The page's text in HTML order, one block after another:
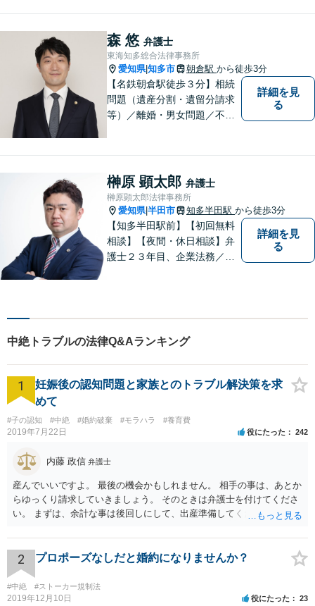
森 悠 弁護士
東海知多総合法律事務所
愛知県|知多市 朝倉駅 から徒歩3分
【名鉄朝倉駅徒歩３分】相続
問題（遺産分割・遺留分請求
等）／離婚・男女問題／不動
多数。
詳細を見
る
榊原 顕太郎 弁護士
榊原顕太郎法律事務所
愛知県|半田市 知多半田駅 から徒歩3分
【知多半田駅前】【初回無料
相談】【夜間・休日相談】弁
護士２３年目、企業法務／交
護士が、事業経営を強力サポ
ートいたします！【ネット予
約可】【駐車場あり】【見積
無料】
詳細を見
る
中絶トラブルの法律Q&Aランキング
1
妊娠後の認知問題と家族とのトラブル解決策を求
めて
#子の認知 #中絶 #婚約破棄 #モラハラ #養育費
2019年7月22日 役にたった 242
内藤 政信 弁護士
産んでいいですよ。 最後の機会かもしれません。 相手の事は、あとか
らゆっくり請求していきましょう。 そのときは弁護士を付けてくださ
い。 まずは、余計な事は後回しにして、出産準備してください。
2 プロポーズなしだと婚約になりませんか？
#中絶 #ストーカー規制法
2019年12月10日 役にたった 23